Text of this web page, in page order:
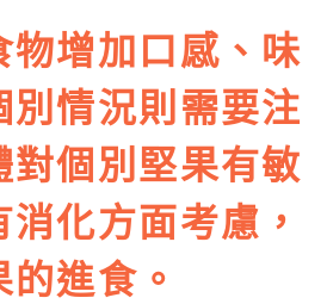
物增加口感、味
別情況則需要注
對個別堅果有敏
化方面考慮，
進食。